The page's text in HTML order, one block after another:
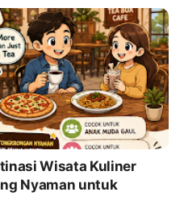
Wisata Kuliner
Nyaman untuk